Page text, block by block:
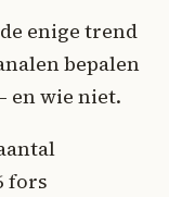
enige trend
bepalen
en wie niet.
fors